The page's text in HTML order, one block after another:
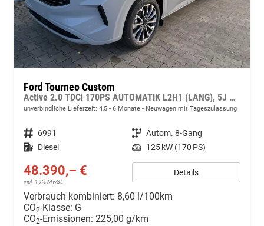
Ford Tourneo Custom
Active 2.0 TDCi 170PS AUTOMATIK L2H1 (LANG), 5J Garantie, 8 Plätze, Adaptiver Tempomat, Toter-Winkel, Alarm, 2 Schiebetüren, 17" Alu, Sitzheizung, 3-Zonen-Klimautomatik, Privacy-Glas, Spiegel elektr. anklappbar, Parksensoren v/h, Rückfahrkamera
unverbindliche Lieferzeit: 4,5 - 6 Monate Neuwagen mit Tageszulassung
Fahrzeugnr. 6991 Getriebe Autom. 8-Gang
Kraftstoff Diesel Leistung 125 kW (170 PS)
48.390,– €
incl. 19% MwSt.
Details
Verbrauch kombiniert: 8,60 l/100km
CO2-Klasse: G
CO2-Emissionen: 225,00 g/km